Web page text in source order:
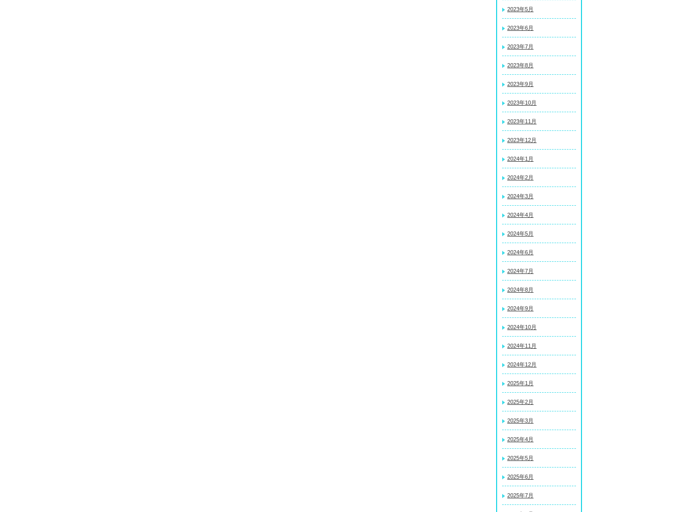
2023年5月
2023年6月
2023年7月
2023年8月
2023年9月
2023年10月
2023年11月
2023年12月
2024年1月
2024年2月
2024年3月
2024年4月
2024年5月
2024年6月
2024年7月
2024年8月
2024年9月
2024年10月
2024年11月
2024年12月
2025年1月
2025年2月
2025年3月
2025年4月
2025年5月
2025年6月
2025年7月